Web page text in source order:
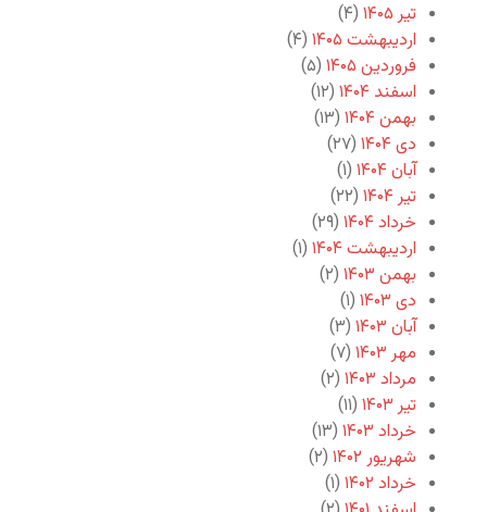
تیر ۱۴۰۵
(۴)
اردیبهشت ۱۴۰۵
(۴)
فروردین ۱۴۰۵
(۵)
اسفند ۱۴۰۴
(۱۲)
بهمن ۱۴۰۴
(۱۳)
دی ۱۴۰۴
(۲۷)
آبان ۱۴۰۴
(۱)
تیر ۱۴۰۴
(۲۲)
خرداد ۱۴۰۴
(۲۹)
اردیبهشت ۱۴۰۴
(۱)
بهمن ۱۴۰۳
(۲)
دی ۱۴۰۳
(۱)
آبان ۱۴۰۳
(۳)
مهر ۱۴۰۳
(۷)
مرداد ۱۴۰۳
(۲)
تیر ۱۴۰۳
(۱۱)
خرداد ۱۴۰۳
(۱۳)
شهریور ۱۴۰۲
(۲)
خرداد ۱۴۰۲
(۱)